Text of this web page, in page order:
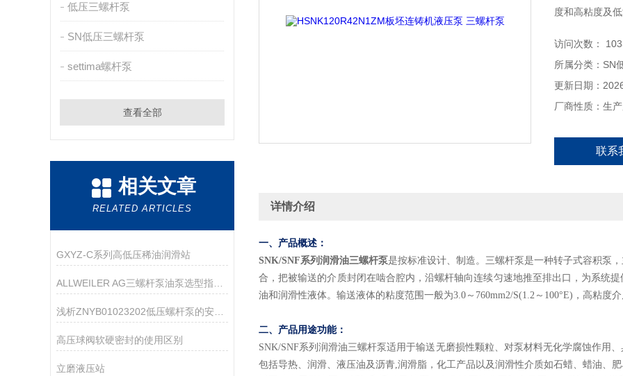
低压三螺杆泵
SN低压三螺杆泵
settima螺杆泵
查看全部
相关文章
RELATED ARTICLES
GXYZ-C系列高低压稀油润滑站
浅析ZNYB01023202低压螺杆泵的安装注意事项
高压球阀软硬密封的使用区别
立磨液压站
度和高粘度及
访问次数：
所属分类：SN
更新日期：
厂商性质：生
联系
详情介绍
一、产品概述：
SNK/SNF系列润滑油三螺杆泵是按标准设计、制造。三螺杆泵是一种转子式容积泵
合，把被输送的介质封闭在啮合腔内，沿螺杆轴向连续匀速地推至排出口，为系统
油和润滑性液体。输送液体的粘度范围一般为3.0～760mm2/S(1.2～100°E)，高粘
二、产品用途功能：
SNK/SNF系列润滑油三螺杆泵适用于输送无磨损性颗粒、对泵材料无化学腐蚀作用
包括导热、润滑、液压油及沥青,润滑脂，化工产品以及润滑性介质如石蜡、蜡油、